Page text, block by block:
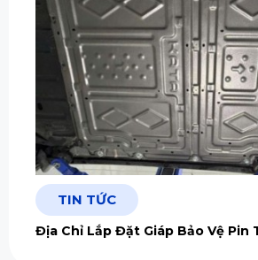
TIN TỨC
Địa Chỉ Lắp Đặt Giáp Bảo Vệ Pin